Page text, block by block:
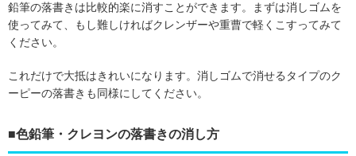
鉛筆の落書きは比較的楽に消すことができます。まずは消しゴムを
使ってみて、もし難しければクレンザーや重曹で軽くこすってみて
ください。
これだけで大抵はきれいになります。消しゴムで消せるタイプのク
ーピーの落書きも同様にしてください。
■色鉛筆・クレヨンの落書きの消し方